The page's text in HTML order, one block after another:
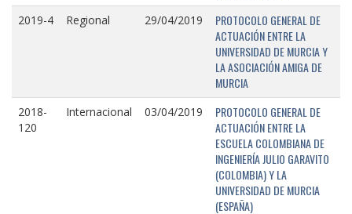
2019-4 Regional 29/04/2019
PROTOCOLO GENERAL DE
ACTUACIÓN ENTRE LA
UNIVERSIDAD DE MURCIA Y
LA ASOCIACIÓN AMIGA DE
MURCIA
2018-
120
Internacional 03/04/2019
PROTOCOLO GENERAL DE
ACTUACIÓN ENTRE LA
ESCUELA COLOMBIANA DE
INGENIERÍA JULIO GARAVITO
(COLOMBIA) Y LA
UNIVERSIDAD DE MURCIA
(ESPAÑA)